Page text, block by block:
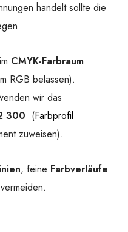
handelt sollte die
CMYK-Farbraum
RGB belassen).
wir das
300 (Farbprofil
zuweisen).
, feine Farbverläufe